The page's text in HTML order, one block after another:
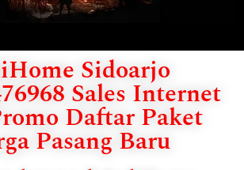
Sidoarjo
Sales Internet
Daftar Paket
Pasang Baru